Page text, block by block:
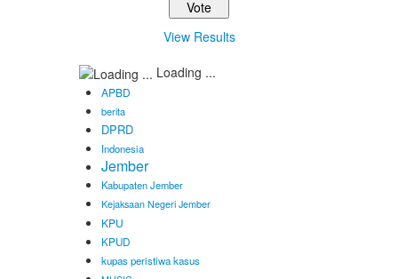
View Results
Loading ...
APBD
berita
DPRD
Indonesia
Jember
Kabupaten Jember
Kejaksaan Negeri Jember
KPU
KPUD
kupas peristiwa kasus